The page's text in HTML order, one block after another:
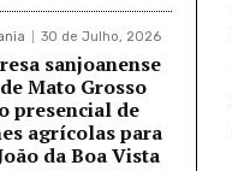
30 de Julho, 2026
sanjoanense
Mato Grosso
presencial de
agrícolas para
da Boa Vista